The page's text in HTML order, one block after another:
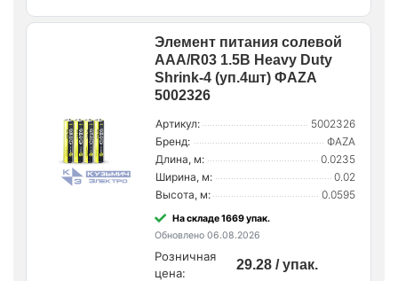
Элемент питания солевой
AAA/R03 1.5В Heavy Duty
Shrink-4 (уп.4шт) ФАZА
5002326
Артикул:
5002326
Бренд:
ФАZA
Длина, м:
0.0235
Ширина, м:
0.02
Высота, м:
0.0595
На складе 1669 упак.
Обновлено 06.08.2026
Розничная
цена:
29.28 / упак.